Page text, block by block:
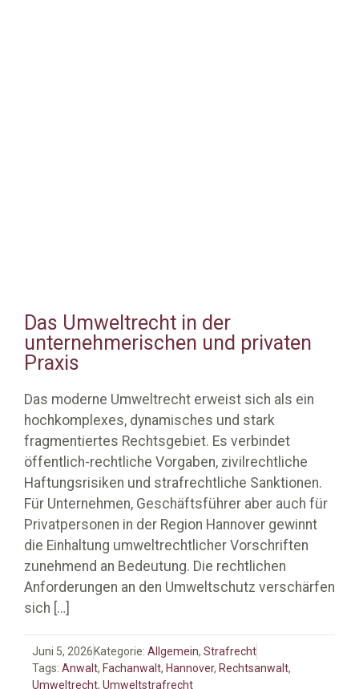
Das Umweltrecht in der
unternehmerischen und privaten
Praxis
Das moderne Umweltrecht erweist sich als ein
hochkomplexes, dynamisches und stark
fragmentiertes Rechtsgebiet. Es verbindet
öffentlich-rechtliche Vorgaben, zivilrechtliche
Haftungsrisiken und strafrechtliche Sanktionen.
Für Unternehmen, Geschäftsführer aber auch für
Privatpersonen in der Region Hannover gewinnt
die Einhaltung umweltrechtlicher Vorschriften
zunehmend an Bedeutung. Die rechtlichen
Anforderungen an den Umweltschutz verschärfen
sich […]
Juni 5, 2026 Kategorie: Allgemein, Strafrecht
Tags: Anwalt, Fachanwalt, Hannover, Rechtsanwalt,
Umweltrecht, Umweltstrafrecht